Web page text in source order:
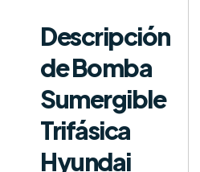
Descripción
de Bomba
Sumergible
Trifásica
Hyundai